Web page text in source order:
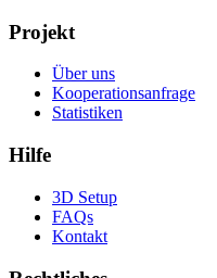
Projekt
Über uns
Kooperationsanfrage
Statistiken
Hilfe
3D Setup
FAQs
Kontakt